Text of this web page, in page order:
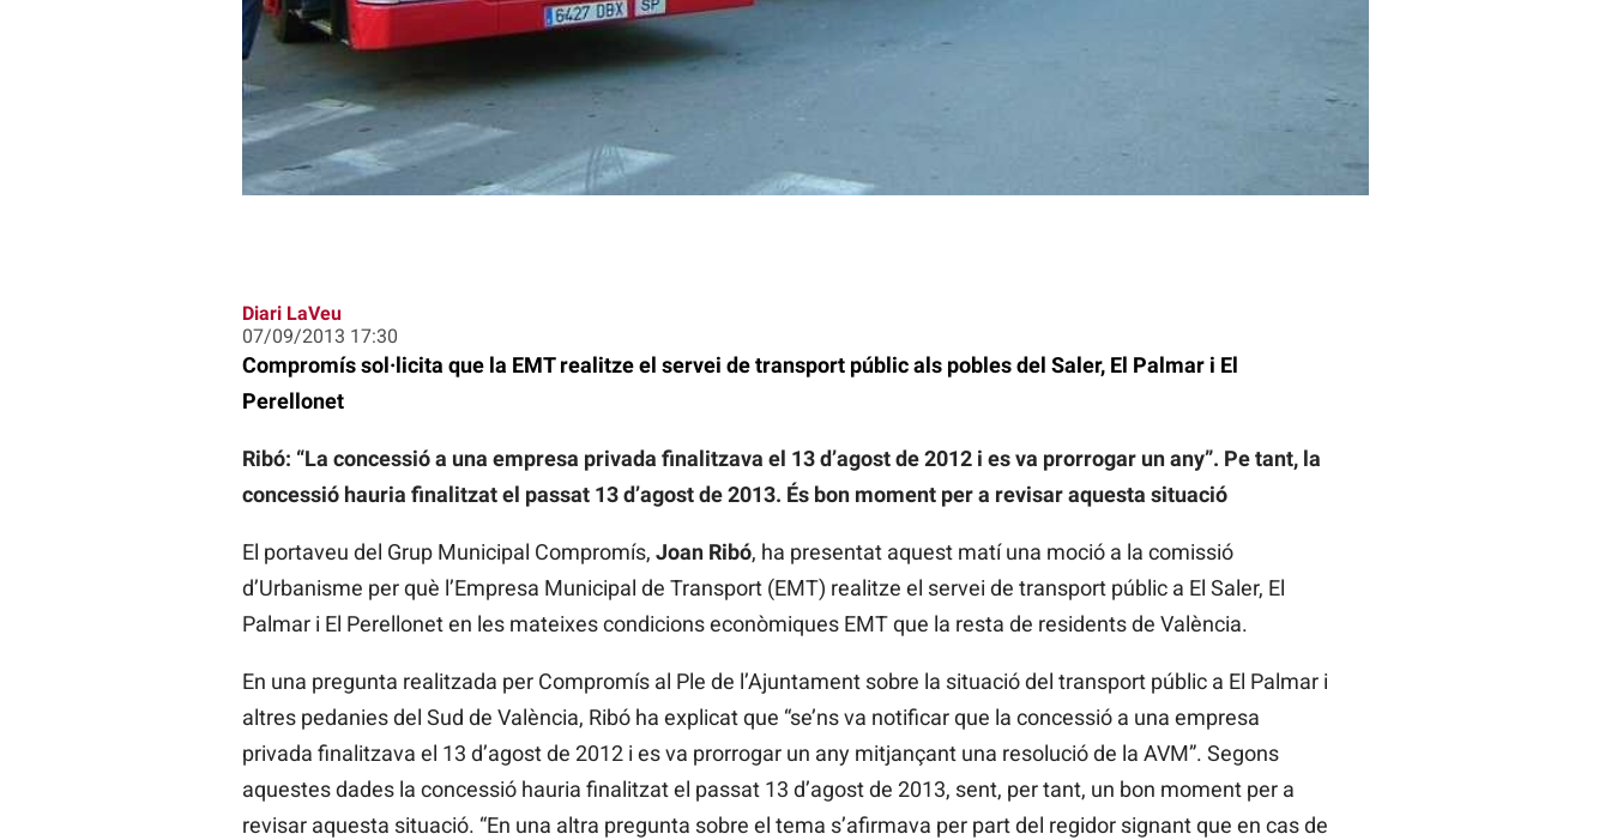
Diari LaVeu
07/09/2013 17:30
Compromís sol·licita que la EMT realitze el servei de transport públic als pobles del Saler, El Palmar i El
Perellonet
Ribó: “La concessió a una empresa privada finalitzava el 13 d’agost de 2012 i es va prorrogar un any”. Pe tant, la
concessió hauria finalitzat el passat 13 d’agost de 2013. És bon moment per a revisar aquesta situació
El portaveu del Grup Municipal Compromís, Joan Ribó, ha presentat aquest matí una moció a la comissió
d’Urbanisme per què l’Empresa Municipal de Transport (EMT) realitze el servei de transport públic a El Saler, El
Palmar i El Perellonet en les mateixes condicions econòmiques EMT que la resta de residents de València.
En una pregunta realitzada per Compromís al Ple de l’Ajuntament sobre la situació del transport públic a El Palmar i
altres pedanies del Sud de València, Ribó ha explicat que “se’ns va notificar que la concessió a una empresa
privada finalitzava el 13 d’agost de 2012 i es va prorrogar un any mitjançant una resolució de la AVM”. Segons
aquestes dades la concessió hauria finalitzat el passat 13 d’agost de 2013, sent, per tant, un bon moment per a
revisar aquesta situació. “En una altra pregunta sobre el tema s’afirmava per part del regidor signant que en cas de